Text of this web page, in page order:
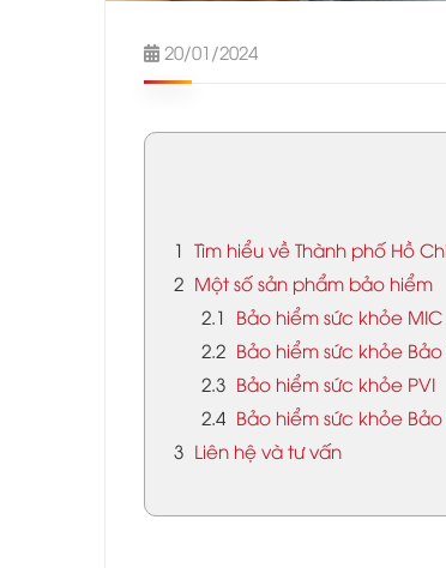
20/01/2024
1 Tìm hiểu về Thành phố Hồ
2 Một số sản phẩm bảo hiểm
2.1
Bảo hiểm sức khỏe MIC
2.2 Bảo hiểm sức khỏe
2.3 Bảo hiểm sức khỏe PVI
2.4 Bảo hiểm sức khỏe
3 Liên hệ và tư vấn